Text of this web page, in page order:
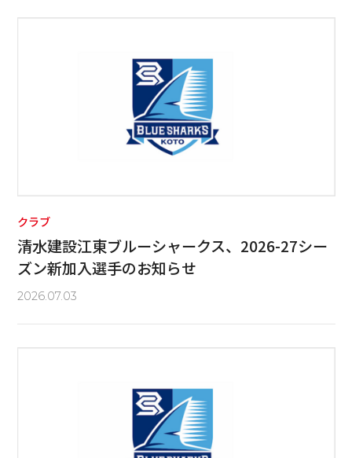
クラブ
清水建設江東ブルーシャークス、2026-27シー
ズン新加入選手のお知らせ
2026.07.03